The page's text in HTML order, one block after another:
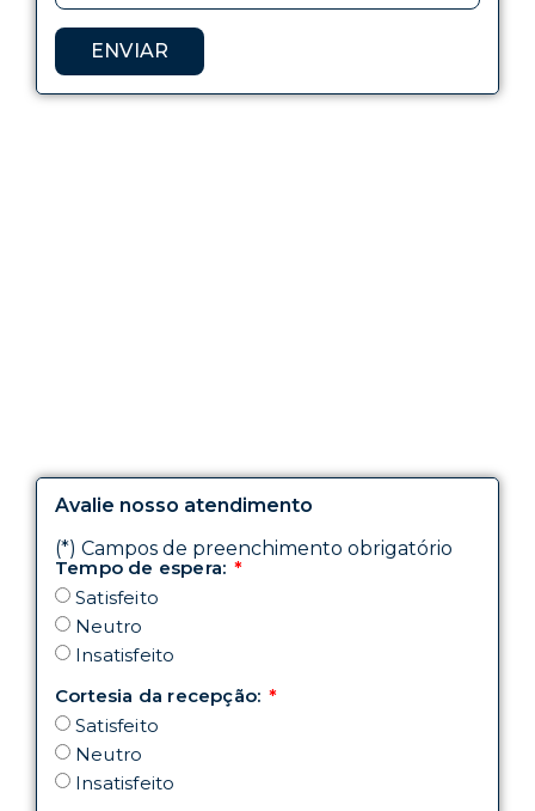
ENVIAR
Avalie nosso atendimento
(*) Campos de preenchimento obrigatório
Tempo de espera:
Satisfeito
Neutro
Insatisfeito
Cortesia da recepção:
Satisfeito
Neutro
Insatisfeito